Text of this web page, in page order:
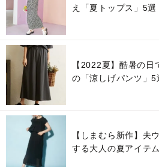
え「夏トップス」5選
【2022夏】酷暑の
の「涼しげパンツ」5
【しまむら新作】夫
する大人の夏アイテ